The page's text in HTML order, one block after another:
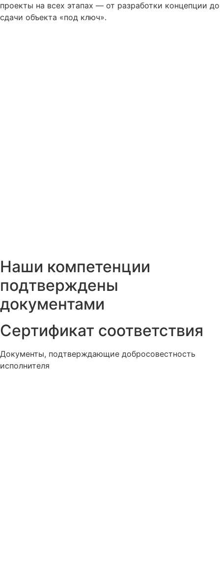
проекты на всех этапах — от разработки концепции до
сдачи объекта «под ключ».
Наши компетенции
подтверждены
документами
Сертификат соответствия
Документы, подтверждающие добросовестность
исполнителя